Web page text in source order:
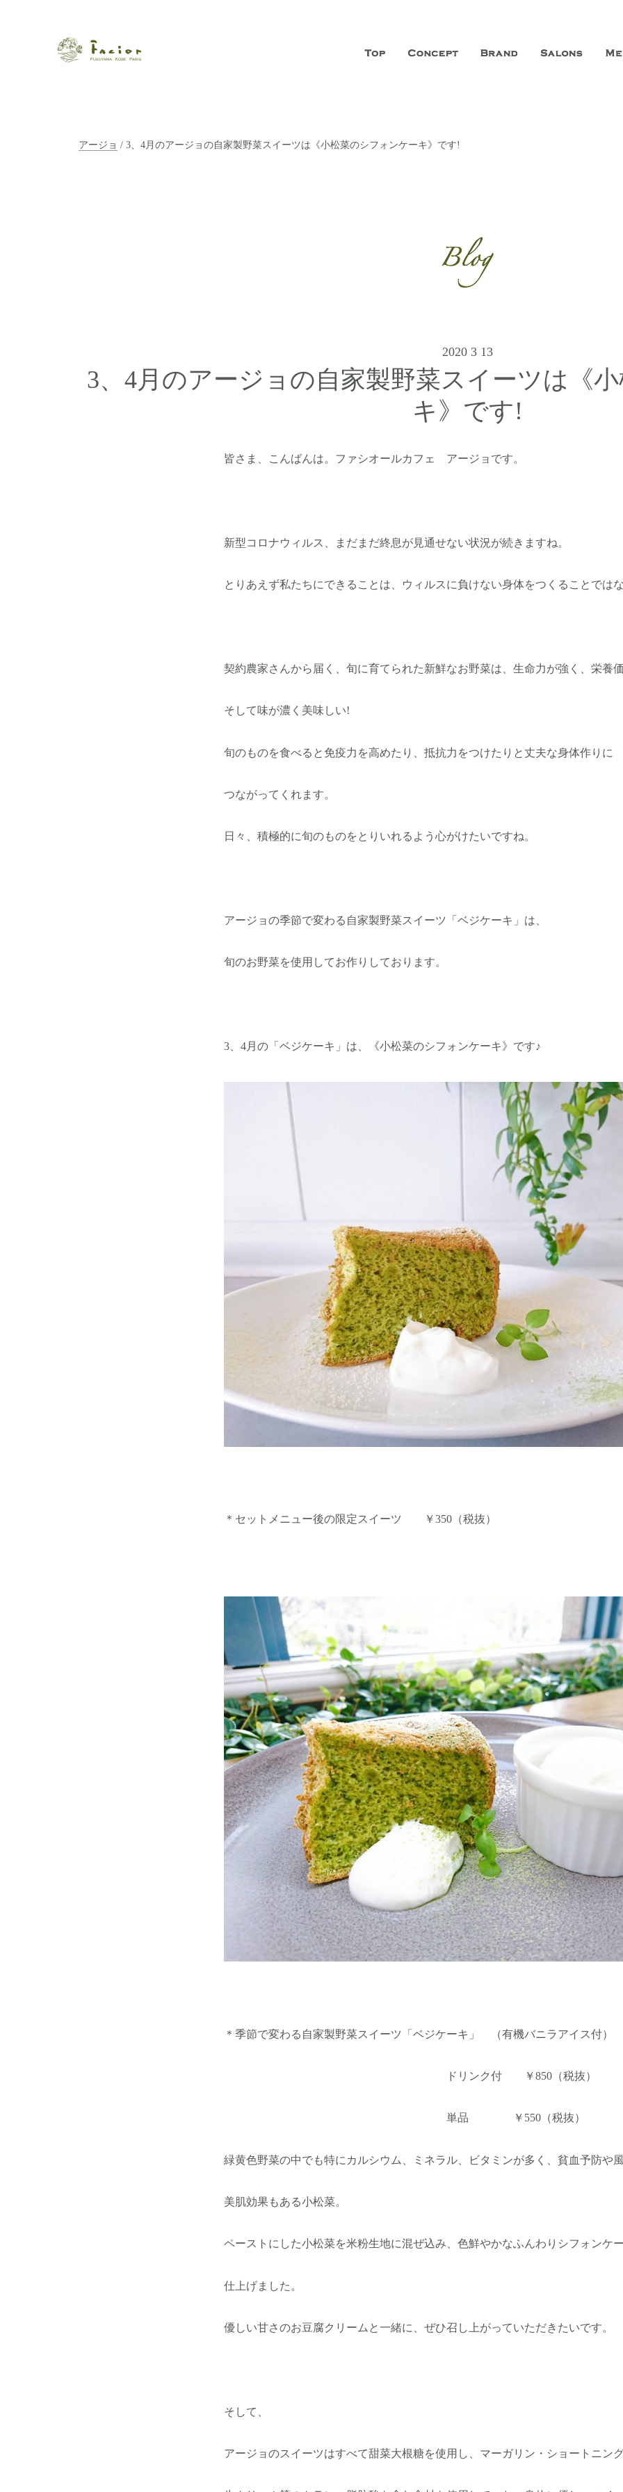
【福山・神戸・Paris】オーガニックエステサロン ファシオ
瀬戸内から世界に展開するエステサロン「ファシオール」。福山市に3店舗、神戸三宮に「神戸店」 パリサンジェルマン通りに「パリ店
ポジティブライフを応援します。オーガニックコスメ・商品にこだわり、内面から美しくなることを追求する「本物」の商品・技術・サー
アージョ / 3、4月のアージョの自家製野菜スイーツは《小松菜のシフォンケーキ》です!
2020 3 13
3、4月のアージョの自家製野菜スイーツは《
キ》です!
皆さま、こんばんは。ファシオールカフェ アージョです。
新型コロナウィルス、まだまだ終息が見通せない状況が続きますね。
とりあえず私たちにできることは、ウィルスに負けない身体をつくることでは
契約農家さんから届く、旬に育てられた新鮮なお野菜は、生命力が強く、栄養価
そして味が濃く美味しい!
旬のものを食べると免疫力を高めたり、抵抗力をつけたりと丈夫な身体作りに
つながってくれます。
日々、積極的に旬のものをとりいれるよう心がけたいですね。
アージョの季節で変わる自家製野菜スイーツ「ベジケーキ」は、
旬のお野菜を使用してお作りしております。
3、4月の「ベジケーキ」は、《小松菜のシフォンケーキ》です♪
＊セットメニュー後の限定スイーツ ￥350（税抜）
＊季節で変わる自家製野菜スイーツ「ベジケーキ」 （有機バニラアイス付）
ドリンク付 ￥850（税抜）
単品 ￥550（税抜
緑黄色野菜の中でも特にカルシウム、ミネラル、ビタミンが多く、貧血予防や風
美肌効果もある小松菜。
ペーストにした小松菜を米粉生地に混ぜ込み、色鮮やかなふんわりシフォンケ
仕上げました。
優しい甘さのお豆腐クリームと一緒に、ぜひ召し上がっていただきたいです。
そして、
アージョのスイーツはすべて甜菜大根糖を使用し、マーガリン・ショートニング